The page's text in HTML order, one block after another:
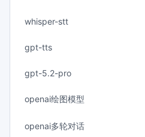
whisper-stt
gpt-tts
gpt-5.2-pro
openai绘图模型
openai多轮对话